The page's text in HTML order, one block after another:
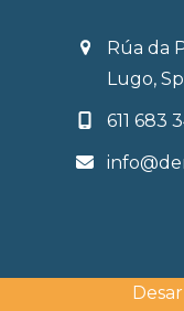
Rúa da
Lugo,
611 683